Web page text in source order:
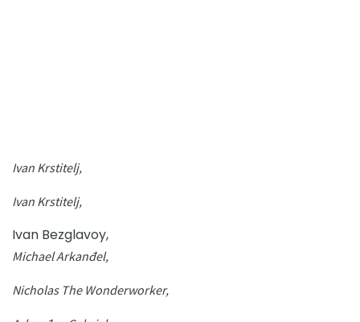
Ivan Krstitelj,
Ivan Krstitelj,
Ivan Bezglavoy,
Michael Arkanđel,
Nicholas The Wonderworker,